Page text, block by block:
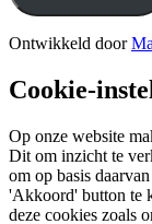
Ontwikkeld door
Cookie-
Op onze website
Dit om inzicht te
om op basis
'Akkoord' button te
deze cookies zoals